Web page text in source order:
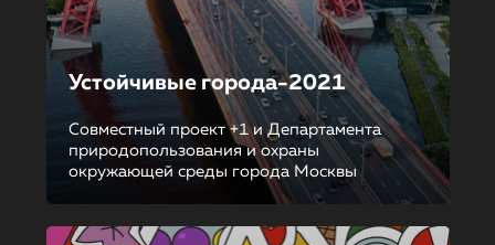
Устойчивые города-2021
Совместный проект +1 и Департамента
природопользования и охраны
окружающей среды города Москвы